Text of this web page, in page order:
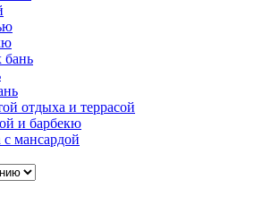
бань
отдыха и террасой
и барбекю
мансардой